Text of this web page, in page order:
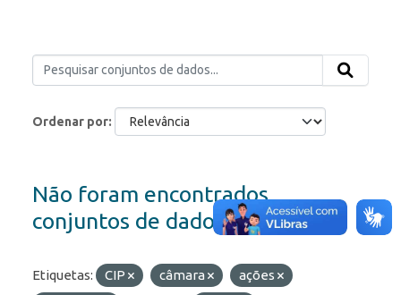
Ordenar por
Não foram encontrados
conjuntos de dados
Etiquetas: CIP câmara
ações